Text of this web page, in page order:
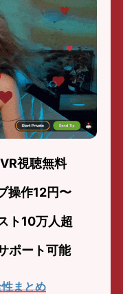
視聴無料
操作12円〜
ト10万人超
ポート可能
まとめ